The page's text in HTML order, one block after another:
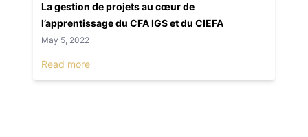
La gestion de projets au cœur de
l’apprentissage du CFA IGS et du CIEFA
May 5, 2022
Read more